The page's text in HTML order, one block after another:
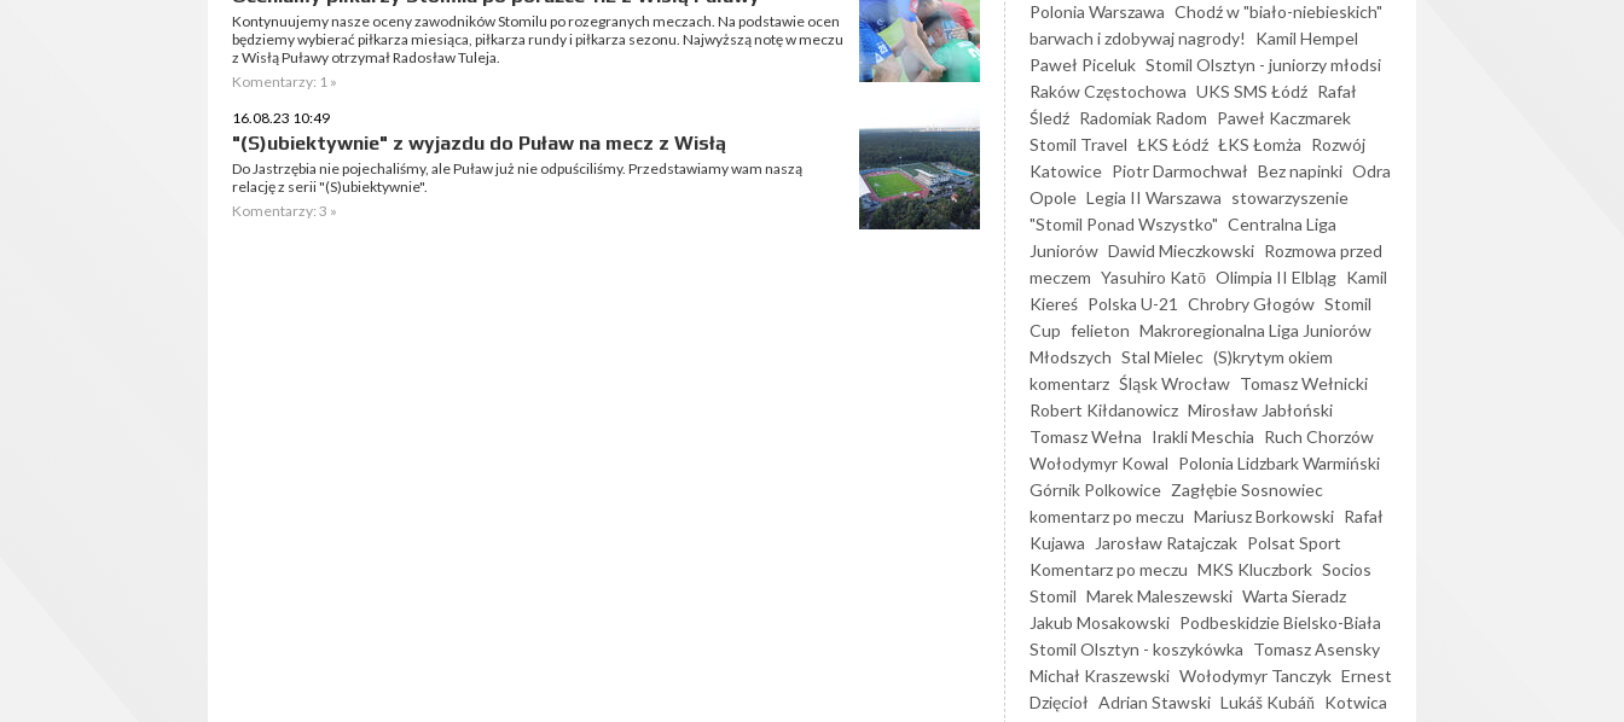
Kontynuujemy nasze oceny zawodników Stomilu po rozegranych meczach. Na podstawie ocen
będziemy wybierać piłkarza miesiąca, piłkarza rundy i piłkarza sezonu. Najwyższą notę w meczu
z Wisłą Puławy otrzymał Radosław Tuleja.
Komentarzy: 1 »
16.08.23 10:49
"(S)ubiektywnie" z wyjazdu do Puław na mecz z Wisłą
Do Jastrzębia nie pojechaliśmy, ale Puław już nie odpuściliśmy. Przedstawiamy wam naszą
relację z serii "(S)ubiektywnie".
Komentarzy: 3 »
Polonia Warszawa Chodź w "biało-niebieskich"
barwach i zdobywaj nagrody!
Kamil Hempel
Paweł Piceluk Stomil Olsztyn - juniorzy młodsi
Raków Częstochowa UKS SMS Łódź Rafał
Śledź Radomiak Radom Paweł Kaczmarek
Stomil Travel ŁKS Łódź ŁKS Łomża Rozwój
Katowice Piotr Darmochwał Bez napinki Odra
Opole Legia II Warszawa stowarzyszenie
"Stomil Ponad Wszystko" Centralna Liga
Juniorów Dawid Mieczkowski Rozmowa przed
meczem Yasuhiro Katō Olimpia II Elbląg Kamil
Kiereś Polska U-21 Chrobry Głogów Stomil
Cup felieton Makroregionalna Liga Juniorów
Młodszych Stal Mielec (S)krytym okiem
komentarz Śląsk Wrocław Tomasz Wełnicki
Robert Kiłdanowicz Mirosław Jabłoński
Tomasz Wełna Irakli Meschia Ruch Chorzów
Wołodymyr Kowal Polonia Lidzbark Warmiński
Górnik Polkowice Zagłębie Sosnowiec
komentarz po meczu Mariusz Borkowski Rafał
Kujawa
Jarosław Ratajczak Polsat Sport
Komentarz po meczu MKS Kluczbork Socios
Stomil Marek Maleszewski Warta Sieradz
Jakub Mosakowski Podbeskidzie Bielsko-Biała
Stomil Olsztyn - koszykówka Tomasz Asensky
Michał Kraszewski Wołodymyr Tanczyk Ernest
Dzięcioł Adrian Stawski Lukáš Kubáň Kotwica